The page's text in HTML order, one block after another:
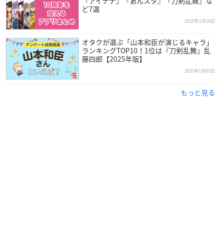
ど7選
2025年1月19日
オタクが選ぶ「山本和臣が演じるキャラ」
ランキングTOP10！1位は『刀剣乱舞』乱
藤四郎【2025年版】
2025年1月03日
もっと見る